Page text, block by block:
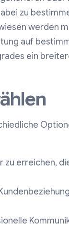
zu
werden
auf
ein
zu erreichen,